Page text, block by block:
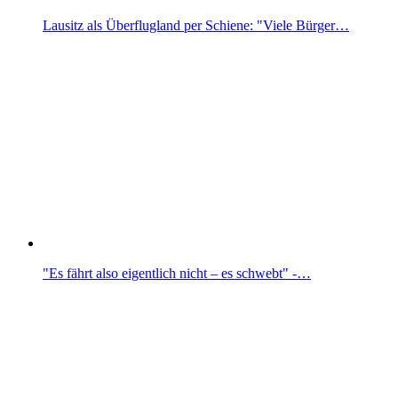
Lausitz als Überflugland per Schiene: "Viele Bürger…
"Es fährt also eigentlich nicht – es schwebt" -…